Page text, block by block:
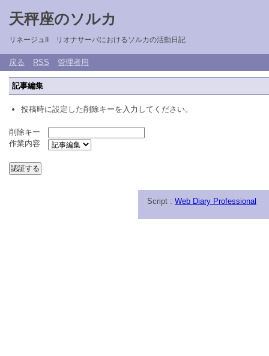
天秤座のソルカ
リネージュII リオナサーバにおけるソルカの活動日記
戻る RSS 管理者用
記事編集
投稿時に設定した削除キーを入力してください。
削除キー
作業内容
Script : Web Diary Professional